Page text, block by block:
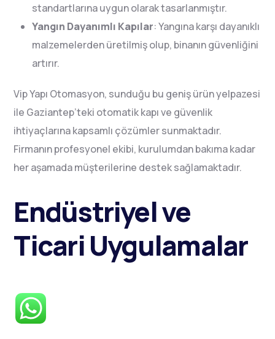
standartlarına uygun olarak tasarlanmıştır.
Yangın Dayanımlı Kapılar: Yangına karşı dayanıklı
malzemelerden üretilmiş olup, binanın güvenliğini
artırır.
Vip Yapı Otomasyon, sunduğu bu geniş ürün yelpazesi
ile Gaziantep’teki otomatik kapı ve güvenlik
ihtiyaçlarına kapsamlı çözümler sunmaktadır.
Firmanın profesyonel ekibi, kurulumdan bakıma kadar
her aşamada müşterilerine destek sağlamaktadır.
Endüstriyel ve
Ticari Uygulamalar